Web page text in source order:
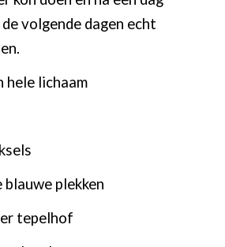
volgende dagen echt
hele lichaam
plekken
tepelhof